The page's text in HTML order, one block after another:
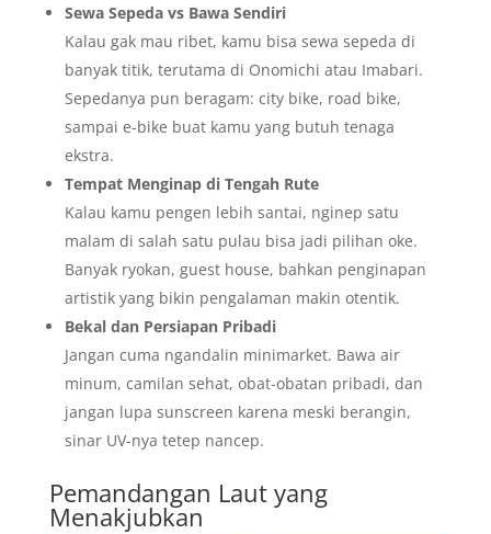
Sewa Sepeda vs Bawa Sendiri
Kalau gak mau ribet, kamu bisa sewa sepeda di
banyak titik, terutama di Onomichi atau Imabari.
Sepedanya pun beragam: city bike, road bike,
sampai e-bike buat kamu yang butuh tenaga
ekstra.
Tempat Menginap di Tengah Rute
Kalau kamu pengen lebih santai, nginep satu
malam di salah satu pulau bisa jadi pilihan oke.
Banyak ryokan, guest house, bahkan penginapan
artistik yang bikin pengalaman makin otentik.
Bekal dan Persiapan Pribadi
Jangan cuma ngandalin minimarket. Bawa air
minum, camilan sehat, obat-obatan pribadi, dan
jangan lupa sunscreen karena meski berangin,
sinar UV-nya tetep nancep.
Pemandangan Laut yang
Menakjubkan